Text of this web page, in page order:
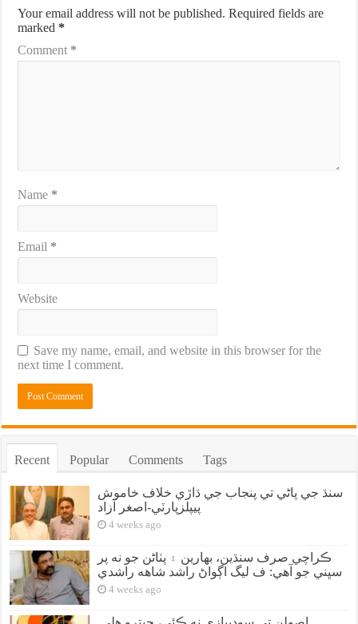
Your email address will not be published. Required fields are
marked *
Comment *
Name *
Email *
Website
Save my name, email, and website in this browser for the
next time I comment.
Recent Popular Comments Tags
سنڌ جي پاڻي تي پنجاب جي ڌاڙي خلاف خاموش
پيپلزپارٽي-اصغر آزاد
4 weeks ago
ڪراچي صرف سنڌين، بهارين ۽ پٺاڻن جو نه پر
سڀني جو آهي: ف ليگ اڳواڻ راشد شاهه راشدي
4 weeks ago